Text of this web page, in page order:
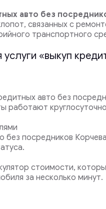
авто без
связанных с
транспортного
«выкуп
авто без
работают
посредников
стоимости,
за несколько минут.